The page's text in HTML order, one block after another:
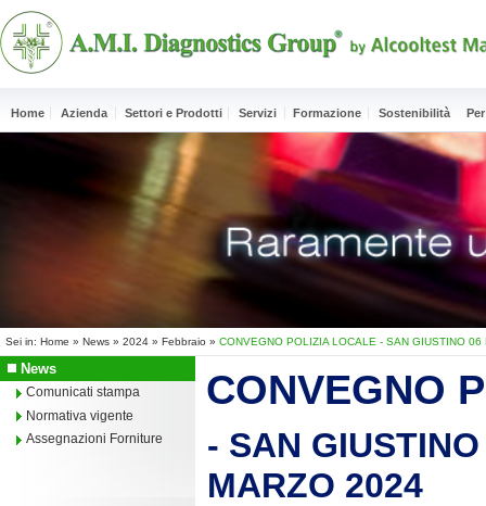
Home Azienda Settori e Prodotti Servizi Formazione Sostenibilità
Sei in: Home » News » 2024 » Febbraio » CONVEGNO POLIZIA LOCALE - SAN GIUSTINO 06
News
Comunicati stampa
Normativa vigente
Assegnazioni Forniture
CONVEGNO
- SAN
MARZO 2024